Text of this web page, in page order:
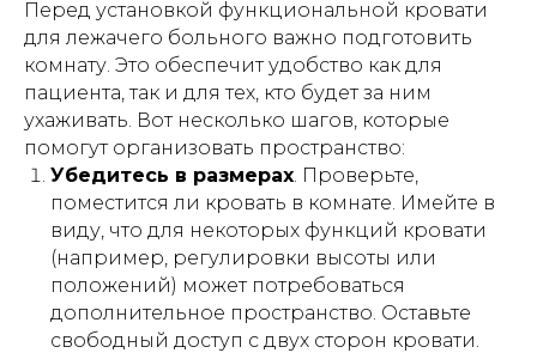
Перед установкой функциональной кровати
для лежачего больного важно подготовить
комнату. Это обеспечит удобство как для
пациента, так и для тех, кто будет за ним
ухаживать. Вот несколько шагов, которые
помогут организовать пространство:
Убедитесь в размерах. Проверьте,
поместится ли кровать в комнате. Имейте в
виду, что для некоторых функций кровати
(например, регулировки высоты или
положений) может потребоваться
дополнительное пространство. Оставьте
свободный доступ с двух сторон кровати.